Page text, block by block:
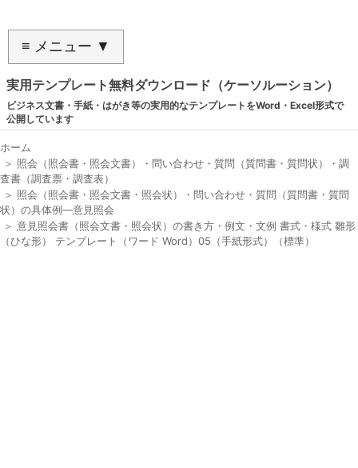
≡ メニュー ▼
実用テンプレート無料ダウンロード（ケーソルーション）
ビジネス文書・手紙・はがき等の実用的なテンプレートをWord・Excel形式で
公開しています
ホーム
＞ 照会（照会書・照会文書）・問い合わせ・質問（質問書・質問状）・調
査書（調査票・調査表）
＞ 照会（照会書・照会文書・照会状）・問い合わせ・質問（質問書・質問
状）の具体例―意見照会
＞ 意見照会書（照会文書・照会状）の書き方・例文・文例 書式・様式 雛形
（ひな形） テンプレート（ワード Word）05（手紙形式）（標準）